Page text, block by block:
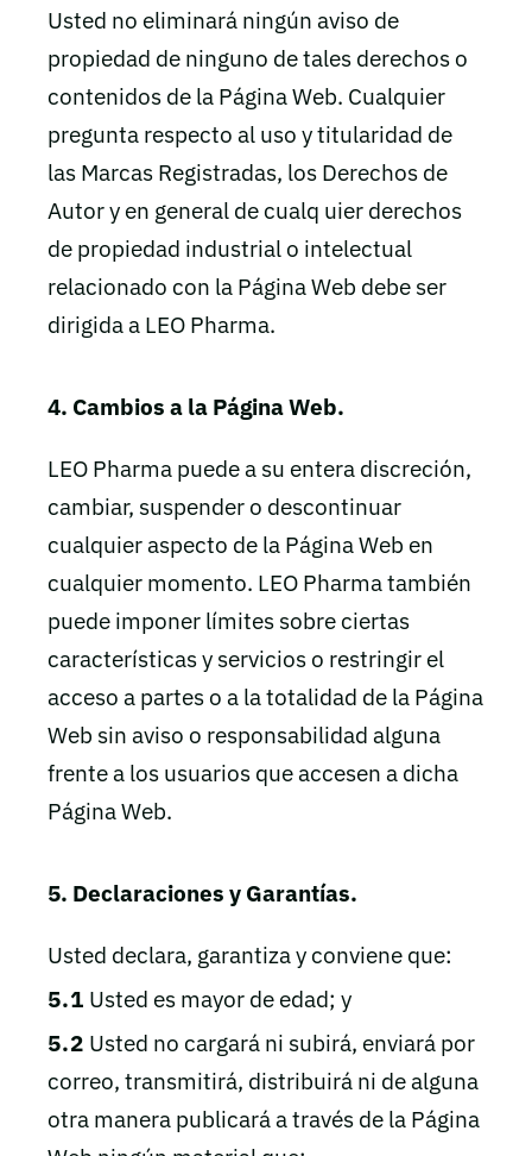
Usted no eliminará ningún aviso de
propiedad de ninguno de tales derechos o
contenidos de la Página Web. Cualquier
pregunta respecto al uso y titularidad de
las Marcas Registradas, los Derechos de
Autor y en general de cualq uier derechos
de propiedad industrial o intelectual
relacionado con la Página Web debe ser
dirigida a LEO Pharma.
4. Cambios a la Página Web.
LEO Pharma puede a su entera discreción,
cambiar, suspender o descontinuar
cualquier aspecto de la Página Web en
cualquier momento. LEO Pharma también
puede imponer límites sobre ciertas
características y servicios o restringir el
acceso a partes o a la totalidad de la Página
Web sin aviso o responsabilidad alguna
frente a los usuarios que accesen a dicha
Página Web.
5. Declaraciones y Garantías.
Usted declara, garantiza y conviene que:
5.1 Usted es mayor de edad; y
5.2 Usted no cargará ni subirá, enviará por
correo, transmitirá, distribuirá ni de alguna
otra manera publicará a través de la Página